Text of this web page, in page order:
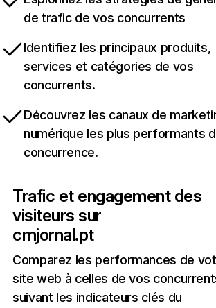
de trafic de vos concurrents
Identifiez les principaux produits,
services et catégories de vos
concurrents.
Découvrez les canaux de
numérique les plus performants
concurrence.
Trafic et engagement des
visiteurs sur
cmjornal.pt
Comparez les performances de
site web à celles de vos
suivant les indicateurs clés du